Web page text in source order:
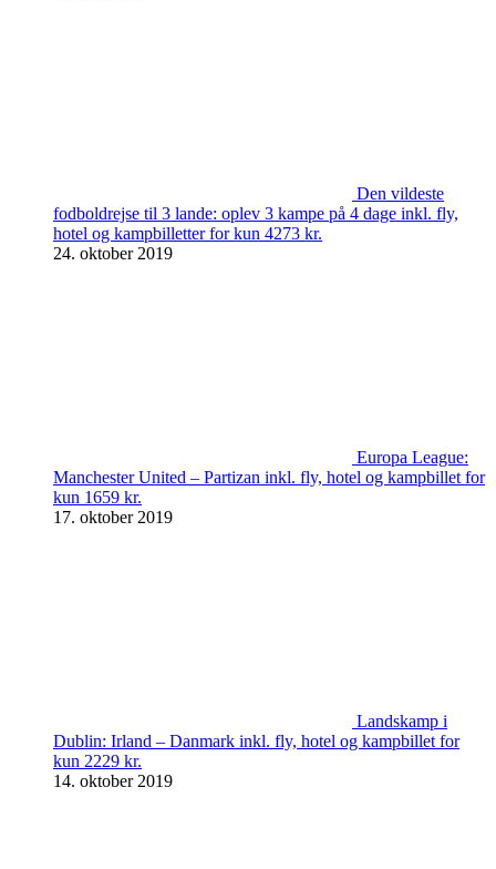
Den vildeste
fodboldrejse til 3 lande: oplev 3 kampe på 4 dage inkl. fly,
hotel og kampbilletter for kun 4273 kr.
24. oktober 2019
Europa League:
Manchester United – Partizan inkl. fly, hotel og kampbillet for
kun 1659 kr.
17. oktober 2019
Landskamp i
Dublin: Irland – Danmark inkl. fly, hotel og kampbillet for
kun 2229 kr.
14. oktober 2019